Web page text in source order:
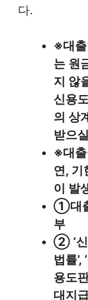
다.
※대출
는 원
지 않
신용
의 상
받으
※대출
연, 기
이 발
①대
부
② ‘신
법률
용도
대지